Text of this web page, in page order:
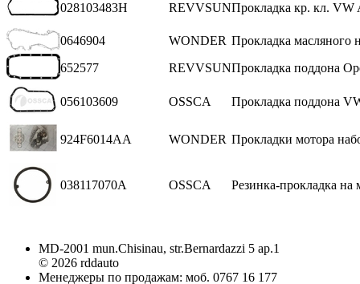
028103483H REVVSUNПрокладка кр. кл. VW
0646904 WONDER Прокладка масляного
652577
REVVSUNПрокладка поддона
056103609 OSSCA Прокладка поддона
924F6014AA WONDER Прокладки мотора
038117070A OSSCA Резинка-прокладка
MD-2001 mun.Chisinau, str.Bernardazzi 5 ap.1
© 2026 rddauto
Менеджеры по продажам: моб. 0767 16 177